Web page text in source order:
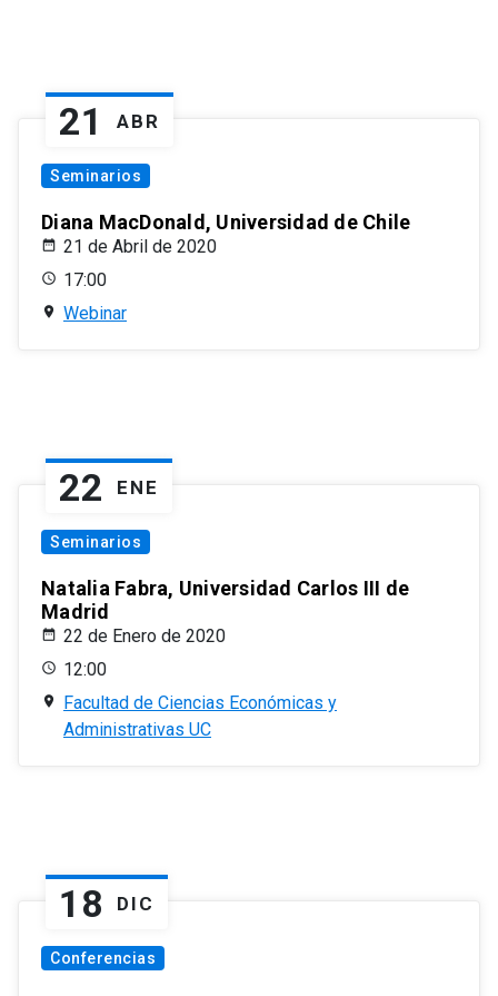
21 ABR
Seminarios
Diana MacDonald, Universidad de Chile
21 de Abril de 2020
17:00
Webinar
22 ENE
Seminarios
Natalia Fabra, Universidad Carlos III de
Madrid
22 de Enero de 2020
12:00
Facultad de Ciencias Económicas y
Administrativas UC
18 DIC
Conferencias